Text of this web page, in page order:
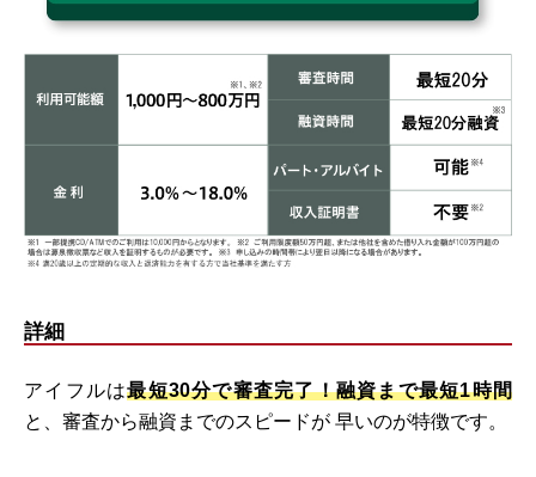
詳細
アイフルは最短30分で審査完了！融資まで最短1時間
と、審査から融資までのスピードが 早いのが特徴です。